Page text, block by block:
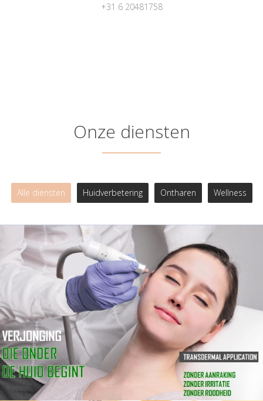
+31 6 20481758
Onze diensten
Alle diensten Huidverbetering Ontharen Wellness